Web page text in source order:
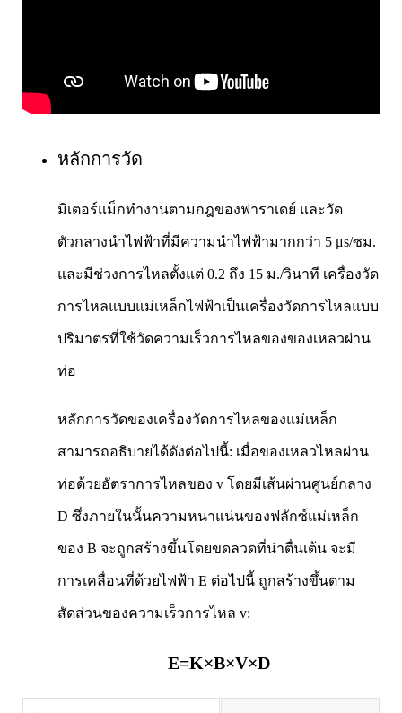
หลักการวัด
มิเตอร์แม็กทำงานตามกฎของฟาราเดย์ และวัด
ตัวกลางนำไฟฟ้าที่มีความนำไฟฟ้ามากกว่า 5 μs/ซม.
และมีช่วงการไหลตั้งแต่ 0.2 ถึง 15 ม./วินาที เครื่องวัด
การไหลแบบแม่เหล็กไฟฟ้าเป็นเครื่องวัดการไหลแบบ
ปริมาตรที่ใช้วัดความเร็วการไหลของของเหลวผ่าน
ท่อ
หลักการวัดของเครื่องวัดการไหลของแม่เหล็ก
สามารถอธิบายได้ดังต่อไปนี้: เมื่อของเหลวไหลผ่าน
ท่อด้วยอัตราการไหลของ v โดยมีเส้นผ่านศูนย์กลาง
D ซึ่งภายในนั้นความหนาแน่นของฟลักซ์แม่เหล็ก
ของ B จะถูกสร้างขึ้นโดยขดลวดที่น่าตื่นเต้น จะมี
การเคลื่อนที่ด้วยไฟฟ้า E ต่อไปนี้ ถูกสร้างขึ้นตาม
สัดส่วนของความเร็วการไหล v:
E=K×B×V×D